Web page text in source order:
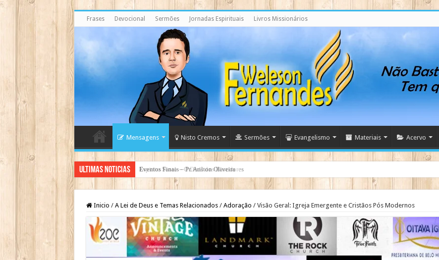
Frases Devocional Sermões Jornadas Espirituais Livros Missionários
Mensagens Nisto Cremos Sermões Evangelismo Materiais Acervo
Ultimas Noticias Espirito Santo – O Deus dos Bastidores
Inicio / A Lei de Deus e Temas Relacionados / Adoração / Visão Geral: Igreja Emergente e Cristãos Pós Modernos